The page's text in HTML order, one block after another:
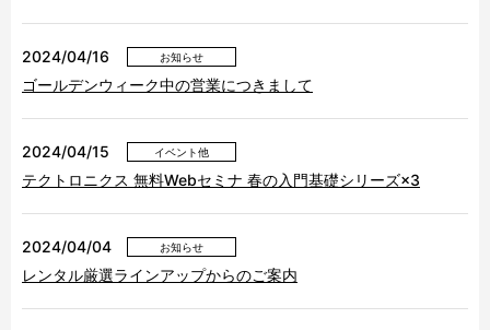
2024/04/16 お知らせ
ゴールデンウィーク中の営業につきまして
2024/04/15 イベント他
テクトロニクス 無料Webセミナ 春の入門基礎シリーズ×3
2024/04/04 お知らせ
レンタル厳選ラインアップからのご案内